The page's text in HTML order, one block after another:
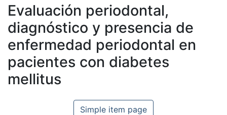
Statistics
Evaluación periodontal,
diagnóstico y presencia de
enfermedad periodontal en
pacientes con diabetes
mellitus
Simple item page